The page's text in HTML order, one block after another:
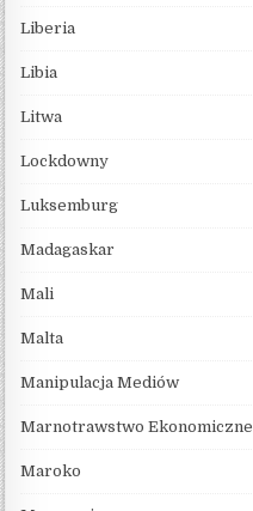
Liberia
Libia
Litwa
Lockdowny
Luksemburg
Madagaskar
Mali
Malta
Manipulacja Mediów
Marnotrawstwo Ekonomiczne
Maroko